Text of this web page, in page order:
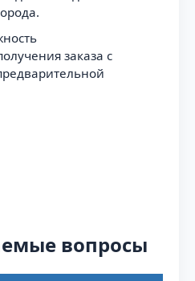
заказа с
вопросы